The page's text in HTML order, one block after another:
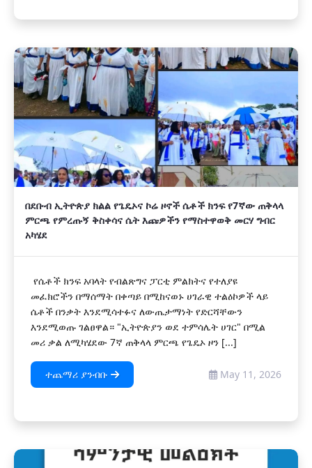
በደቡብ ኢትዮጵያ ክልል የጌዴኦና ኮሬ ዞኖች ሴቶች ክንፍ የ7ኛው ጠቅላላ
ምርጫ የምረጡኝ ቅስቀሳና ሴት እጩዎችን የማስተዋወቅ መርሃ ግብር
አካሄደ
የሴቶች ክንፍ አባላት የብልጽግና ፓርቲ ምልክትና የተለያዩ
መፈክሮችን በማሰማት በቀጣይ በሚከናወኑ ሀገራዊ ተልዕኮዎች ላይ
ሴቶች በንቃት እንደሚሳተፉና ለውጤታማነት የድርሻቸውን
እንደሚወጡ ገልፀዋል። "ኢትዮጵያን ወደ ተምሳሌት ሀገር" በሚል
መሪ ቃል ለሚካሄደው 7ኛ ጠቅላላ ምርጫ የጌዴኦ ዞን [...]
ተጨማሪ ያንብቡ May 11, 2026